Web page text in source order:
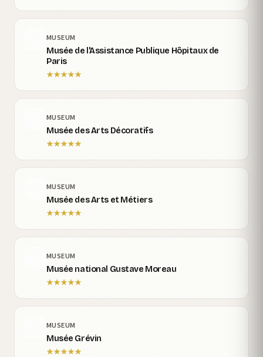
MUSEUM
Musée de l'Assistance Publique Hôpitaux de
Paris
★★★★★
MUSEUM
Musée des Arts Décoratifs
★★★★★
MUSEUM
Musée des Arts et Métiers
★★★★★
MUSEUM
Musée national Gustave Moreau
★★★★★
MUSEUM
Musée Grévin
★★★★★